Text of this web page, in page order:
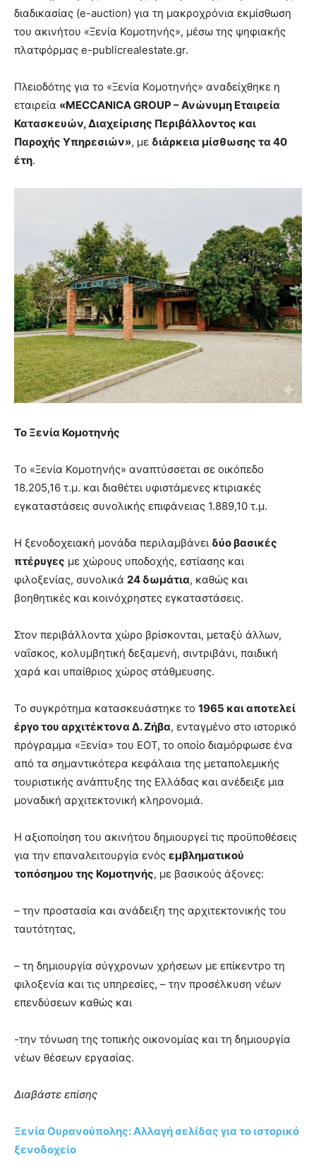
διαδικασίας (e-auction) για τη μακροχρόνια εκμίσθωση
του ακινήτου «Ξενία Κομοτηνής», μέσω της ψηφιακής
πλατφόρμας e-publicrealestate.gr.
Πλειοδότης για το «Ξενία Κομοτηνής» αναδείχθηκε η
εταιρεία «MECCANICA GROUP – Ανώνυμη Εταιρεία
Κατασκευών, Διαχείρισης Περιβάλλοντος και
Παροχής Υπηρεσιών», με διάρκεια μίσθωσης τα 40
έτη.
Το Ξενία Κομοτηνής
Το «Ξενία Κομοτηνής» αναπτύσσεται σε οικόπεδο
18.205,16 τ.μ. και διαθέτει υφιστάμενες κτιριακές
εγκαταστάσεις συνολικής επιφάνειας 1.889,10 τ.μ.
Η ξενοδοχειακή μονάδα περιλαμβάνει δύο βασικές
πτέρυγες με χώρους υποδοχής, εστίασης και
φιλοξενίας, συνολικά 24 δωμάτια, καθώς και
βοηθητικές και κοινόχρηστες εγκαταστάσεις.
Στον περιβάλλοντα χώρο βρίσκονται, μεταξύ άλλων,
ναΐσκος, κολυμβητική δεξαμενή, σιντριβάνι, παιδική
χαρά και υπαίθριος χώρος στάθμευσης.
Το συγκρότημα κατασκευάστηκε το 1965 και αποτελεί
έργο του αρχιτέκτονα Δ. Ζήβα, ενταγμένο στο ιστορικό
πρόγραμμα «Ξενία» του ΕΟΤ, το οποίο διαμόρφωσε ένα
από τα σημαντικότερα κεφάλαια της μεταπολεμικής
τουριστικής ανάπτυξης της Ελλάδας και ανέδειξε μια
μοναδική αρχιτεκτονική κληρονομιά.
Η αξιοποίηση του ακινήτου δημιουργεί τις προϋποθέσεις
για την επαναλειτουργία ενός εμβληματικού
τοπόσημου της Κομοτηνής, με βασικούς άξονες:
– την προστασία και ανάδειξη της αρχιτεκτονικής του
ταυτότητας,
– τη δημιουργία σύγχρονων χρήσεων με επίκεντρο τη
φιλοξενία και τις υπηρεσίες, – την προσέλκυση νέων
επενδύσεων καθώς και
-την τόνωση της τοπικής οικονομίας και τη δημιουργία
νέων θέσεων εργασίας.
Διαβάστε επίσης
Ξενία Ουρανούπολης: Αλλαγή σελίδας για το ιστορικό
ξενοδοχείο